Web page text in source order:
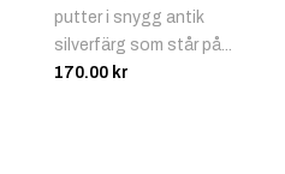
putter i snygg antik
silverfärg som står på...
170.00 kr